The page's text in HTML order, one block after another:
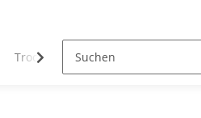
Trockenbau